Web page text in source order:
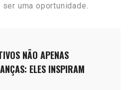
uma oportunidade.
NÃO APENAS
ELES INSPIRAM